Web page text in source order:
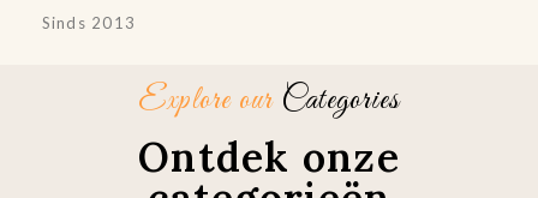
Sinds 2013
Explore our Categories
Ontdek onze